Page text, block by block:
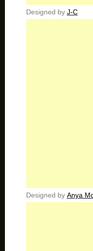
Designed by J-C
Designed by Anya